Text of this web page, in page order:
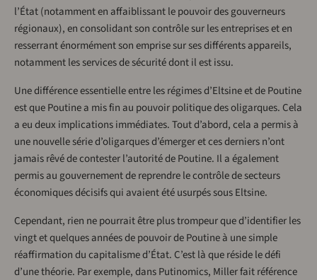
l’État (notamment en affaiblissant le pouvoir des gouverneurs
régionaux), en consolidant son contrôle sur les entreprises et en
resserrant énormément son emprise sur ses différents appareils,
notamment les services de sécurité dont il est issu.
Une différence essentielle entre les régimes d’Eltsine et de Poutine
est que Poutine a mis fin au pouvoir politique des oligarques. Cela
a eu deux implications immédiates. Tout d’abord, cela a permis à
une nouvelle série d’oligarques d’émerger et ces derniers n’ont
jamais rêvé de contester l’autorité de Poutine. Il a également
permis au gouvernement de reprendre le contrôle de secteurs
économiques décisifs qui avaient été usurpés sous Eltsine.
Cependant, rien ne pourrait être plus trompeur que d’identifier les
vingt et quelques années de pouvoir de Poutine à une simple
réaffirmation du capitalisme d’État. C’est là que réside le défi
d’une théorie. Par exemple, dans Putinomics, Miller fait référence